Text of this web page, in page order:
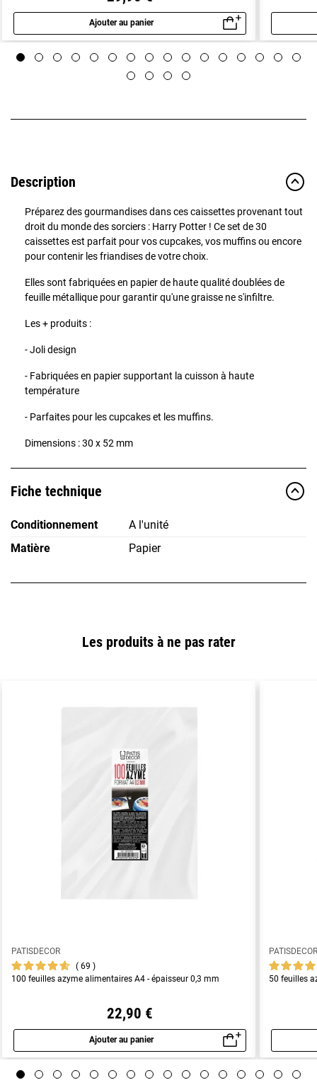
Ajouter au panier
Aperçu rapide
Description
Préparez des gourmandises dans ces caissettes provenant tout
droit du monde des sorciers : Harry Potter ! Ce set de 30
caissettes est parfait pour vos cupcakes, vos muffins ou encore
pour contenir les friandises de votre choix.
Elles sont fabriquées en papier de haute qualité doublées de
feuille métallique pour garantir qu'une graisse ne s'infiltre.
Les + produits :
- Joli design
- Fabriquées en papier supportant la cuisson à haute
température
- Parfaites pour les cupcakes et les muffins.
Dimensions : 30 x 52 mm
Fiche technique
Conditionnement
A l'unité
Matière
Papier
Les produits à ne pas rater
PATISDECOR
69
100 feuilles azyme alimentaires A4 - épaisseur 0,3 mm
22,90 €
Ajouter au panier
Aperçu rapide
50 feuilles